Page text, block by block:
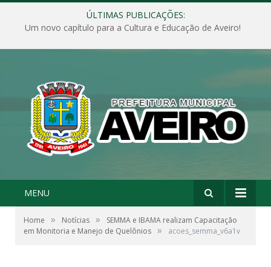
ÚLTIMAS PUBLICAÇÕES:
Um novo capítulo para a Cultura e Educação de Aveiro!
MENU
Home » Notícias »
SEMMA e IBAMA realizam Capacitação
em Monitoria e Manejo de Quelônios » acoes_semma_v6a1v